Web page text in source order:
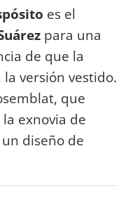
es el
para una
de que la
versión vestido.
que
exnovia de
diseño de